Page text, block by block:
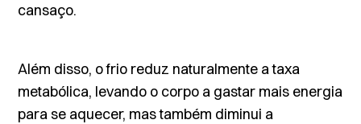
cansaço.
Além disso, o frio reduz naturalmente a taxa
metabólica, levando o corpo a gastar mais energia
para se aquecer, mas também diminui a